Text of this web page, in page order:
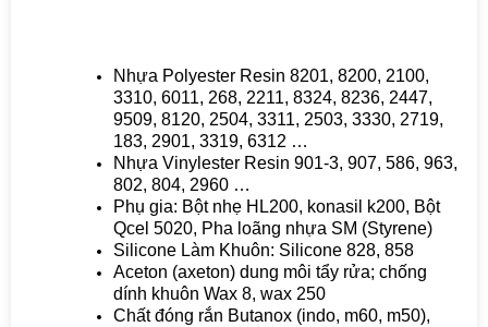
Nhựa Polyester Resin 8201, 8200, 2100,
3310, 6011, 268, 2211, 8324, 8236, 2447,
9509, 8120, 2504, 3311, 2503, 3330, 2719,
183, 2901, 3319, 6312 …
Nhựa Vinylester Resin 901-3, 907, 586, 963,
802, 804, 2960 …
Phụ gia: Bột nhẹ HL200, konasil k200, Bột
Qcel 5020, Pha loãng nhựa SM (Styrene)
Silicone Làm Khuôn: Silicone 828, 858
Aceton (axeton) dung môi tẩy rửa; chống
dính khuôn Wax 8, wax 250
Chất đóng rắn Butanox (indo, m60, m50),